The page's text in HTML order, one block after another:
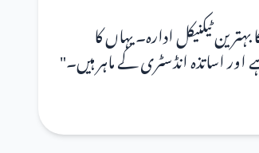
ٹیکنیکل ادارہ۔ یہاں کا
اساتذہ انڈسٹری کے ماہر ہیں۔"